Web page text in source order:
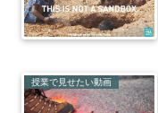
授業で見せたい動画